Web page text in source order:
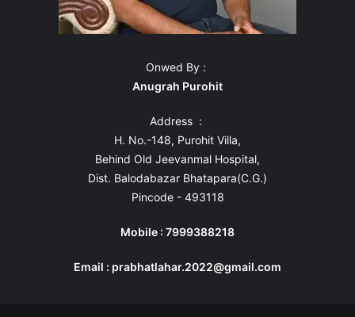
Onwed By :
Anugrah Purohit
Address :
H. No.-148, Purohit Villa,
Behind Old Jeevanmal Hospital,
Dist. Balodabazar Bhatapara(C.G.)
Pincode - 493118
Mobile : 7999388218
Email : prabhatlahar.2022@gmail.com